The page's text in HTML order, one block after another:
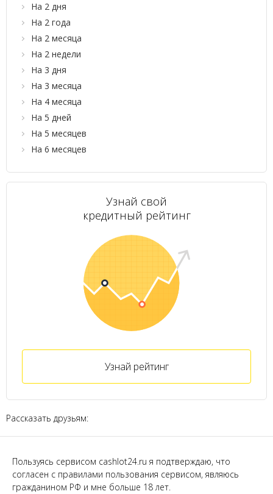
На 2 дня
На 2 года
На 2 месяца
На 2 недели
На 3 дня
На 3 месяца
На 4 месяца
На 5 дней
На 5 месяцев
На 6 месяцев
Узнай свой
кредитный рейтинг
Узнай рейтинг
Рассказать друзьям:
Пользуясь сервисом cashlot24.ru я подтверждаю, что
согласен с правилами пользования сервисом, являюсь
гражданином РФ и мне больше 18 лет.